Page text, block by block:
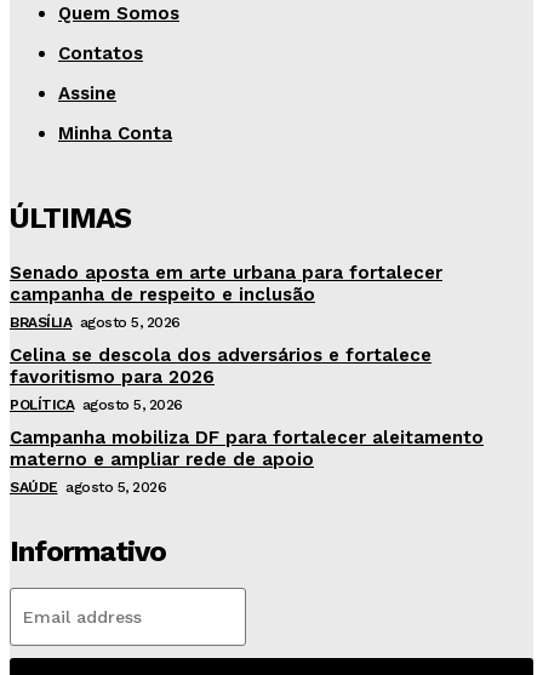
Quem Somos
Contatos
Assine
Minha Conta
ÚLTIMAS
Senado aposta em arte urbana para fortalecer
campanha de respeito e inclusão
BRASÍLIA agosto 5, 2026
Celina se descola dos adversários e fortalece
favoritismo para 2026
POLÍTICA agosto 5, 2026
Campanha mobiliza DF para fortalecer aleitamento
materno e ampliar rede de apoio
SAÚDE agosto 5, 2026
Informativo